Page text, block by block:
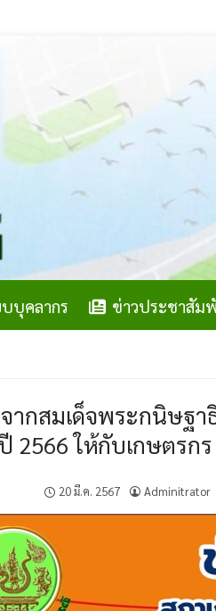
บุคลากร ข่าวประชาสัม
กสมเด็จพระกนิษฐา
ให้กับเกษตรก
20 มี.ค. 2567 Adminitrator